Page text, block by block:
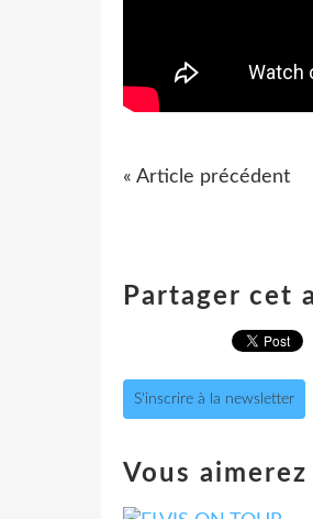
« Article précédent
Partager cet
S'inscrire à la newsletter
Vous aimerez